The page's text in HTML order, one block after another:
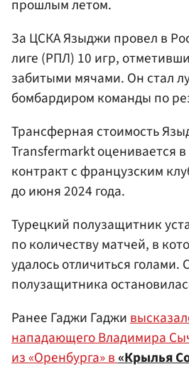
прошлым летом.
За ЦСКА Языджи провел в
лиге (РПЛ) 10 игр,
забитыми мячами. Он стал
бомбардиром команды по
Трансферная стоимость
Transfermarkt оценивается в
контракт с французским
до июня 2024 года.
Турецкий полузащитник
по количеству матчей, в
удалось отличиться голами.
полузащитника
Ранее Гаджи Гаджи
нападающего Владимира
из «Оренбурга» в«Крылья